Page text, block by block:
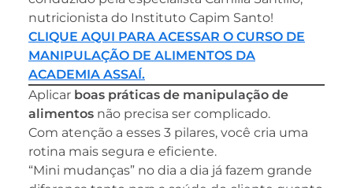
nutricionista do Instituto Capim Santo!
CLIQUE AQUI PARA ACESSAR O CURSO DE
MANIPULAÇÃO DE ALIMENTOS DA
ACADEMIA ASSAÍ.
Aplicar boas práticas de manipulação de
alimentos não precisa ser complicado.
Com atenção a esses 3 pilares, você cria uma
rotina mais segura e eficiente.
“Mini mudanças” no dia a dia já fazem grande